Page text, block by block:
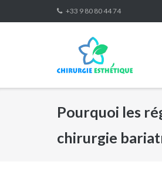
to
+33 9 80 80 44 74
Pourquoi les
chirurgie